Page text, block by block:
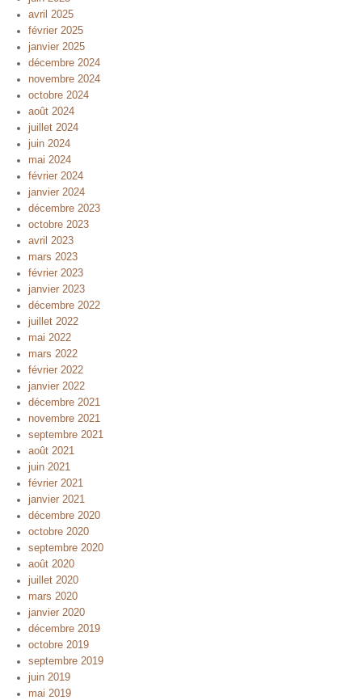
avril 2025
février 2025
janvier 2025
décembre 2024
novembre 2024
octobre 2024
août 2024
juillet 2024
juin 2024
mai 2024
février 2024
janvier 2024
décembre 2023
octobre 2023
avril 2023
mars 2023
février 2023
janvier 2023
décembre 2022
juillet 2022
mai 2022
mars 2022
février 2022
janvier 2022
décembre 2021
novembre 2021
septembre 2021
août 2021
juin 2021
février 2021
janvier 2021
décembre 2020
octobre 2020
septembre 2020
août 2020
juillet 2020
mars 2020
janvier 2020
décembre 2019
octobre 2019
septembre 2019
juin 2019
mai 2019